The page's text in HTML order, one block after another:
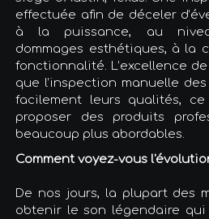
effectuée afin de déceler
à la puissance, au
dommages esthétiques, à la
fonctionnalité. L’excellence
que l’inspection manuelle
facilement leurs qualités,
proposer des produits
beaucoup plus abordables.
Comment voyez-vous
De nos jours, la plupart des
obtenir le son légendaire